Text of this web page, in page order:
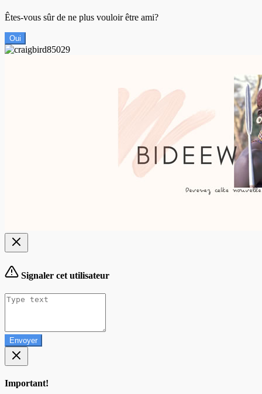
Êtes-vous sûr de ne plus vouloir être ami?
Oui
Signaler cet utilisateur
Envoyer
Important!